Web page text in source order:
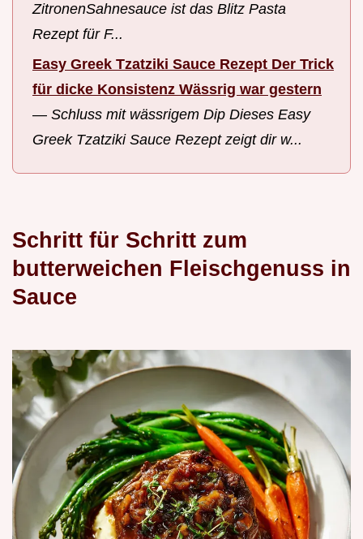
ZitronenSahnesauce ist das Blitz Pasta
Rezept für F...
Easy Greek Tzatziki Sauce Rezept Der Trick
für dicke Konsistenz Wässrig war gestern
— Schluss mit wässrigem Dip Dieses Easy
Greek Tzatziki Sauce Rezept zeigt dir w...
Schritt für Schritt zum
butterweichen Fleischgenuss in
Sauce